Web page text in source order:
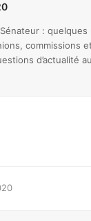
:
commissions
d’actualité